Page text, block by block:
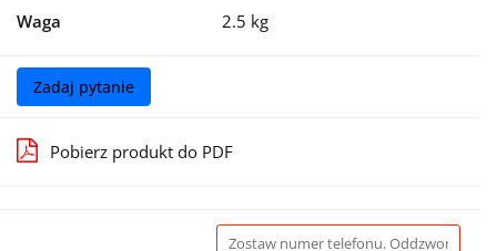
Waga 2.5 kg
Zadaj pytanie
Pobierz produkt do PDF